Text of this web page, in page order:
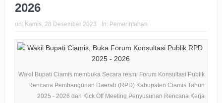
2026
on: Kamis, 28 Desember 2023 In: Pemerintahan
Wakil Bupati Ciamis membuka Secara resmi Forum Konsultasi Publik
Rencana Pembangunan Daerah (RPD) Kabupaten Ciamis Tahun
2025 - 2026 dan Kick Off Meeting Penyusunan Rencana Kerja